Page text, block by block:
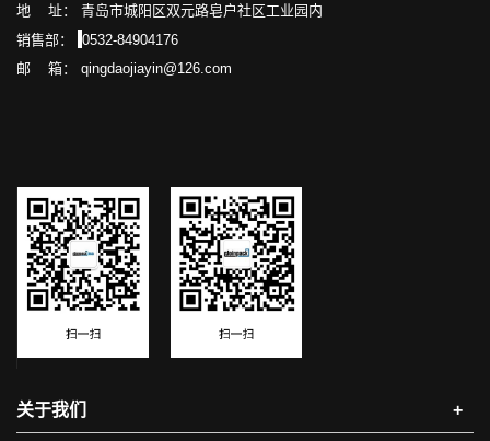
地 址： 青岛市城阳区双元路皂户社区工业园内
销售部：
0532-84904176
邮 箱： qingdaojiayin@126.com
关于我们 +